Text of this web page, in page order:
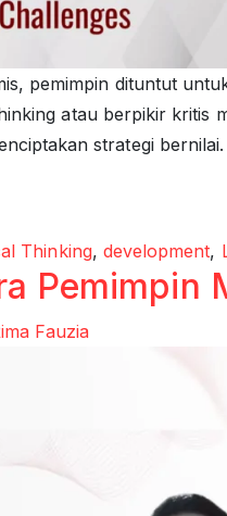
pemimpin dituntut
atau berpikir kritis
strategi
Masa Kini
Thinking, development,
Pemimpin
Fauzia